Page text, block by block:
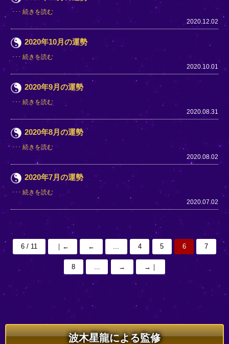
続きを読む
2020.12.02
2020年10月の運勢
続きを読む
2020.10.01
2020年9月の運勢
続きを読む
2020.08.31
2020年8月の運勢
続きを読む
2020.08.02
2020年7月の運勢
続きを読む
2020.07.02
6 / 11 ｜← ← ... 4 5 6 7
8 ... → →｜
波木星龍による監修